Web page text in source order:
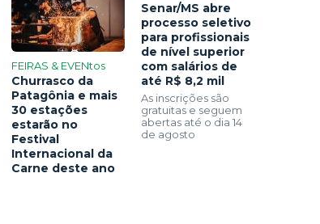
FEIRAS & EVENtos
Churrasco da
Patagônia e mais
30 estações
estarão no
Festival
Internacional da
Carne deste ano
Senar/MS abre
processo seletivo
para profissionais
de nível superior
com salários de
até R$ 8,2 mil
As inscrições são
gratuitas e seguem
abertas até o dia 14
de agosto